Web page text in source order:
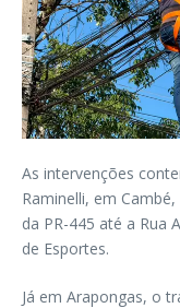
As intervenções
Raminelli, em
da PR-445 até a Rua
de Esportes.
Já em Arapongas, o